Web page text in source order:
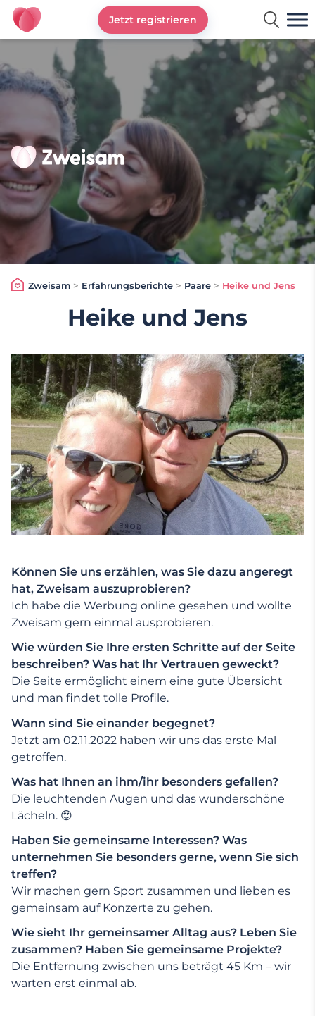
Zweisam
Jetzt registrieren
Zweisam> Erfahrungsberichte > Paare > Heike und Jens
Heike und Jens
Können Sie uns erzählen, was Sie dazu angeregt
hat, Zweisam auszuprobieren?
Ich habe die Werbung online gesehen und wollte
Zweisam gern einmal ausprobieren.
Wie würden Sie Ihre ersten Schritte auf der Seite
beschreiben? Was hat Ihr Vertrauen geweckt?
Die Seite ermöglicht einem eine gute Übersicht
und man findet tolle Profile.
Wann sind Sie einander begegnet?
Jetzt am 02.11.2022 haben wir uns das erste Mal
getroffen.
Was hat Ihnen an ihm/ihr besonders gefallen?
Die leuchtenden Augen und das wunderschöne
Lächeln. 😍
Haben Sie gemeinsame Interessen? Was
unternehmen Sie besonders gerne, wenn Sie sich
treffen?
Wir machen gern Sport zusammen und lieben es
gemeinsam auf Konzerte zu gehen.
Wie sieht Ihr gemeinsamer Alltag aus? Leben Sie
zusammen? Haben Sie gemeinsame Projekte?
Die Entfernung zwischen uns beträgt 45 Km – wir
warten erst einmal ab.